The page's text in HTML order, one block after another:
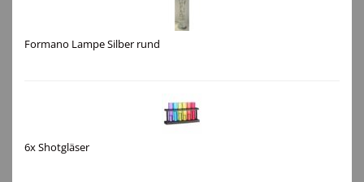
Formano Lampe Silber rund
6x Shotgläser